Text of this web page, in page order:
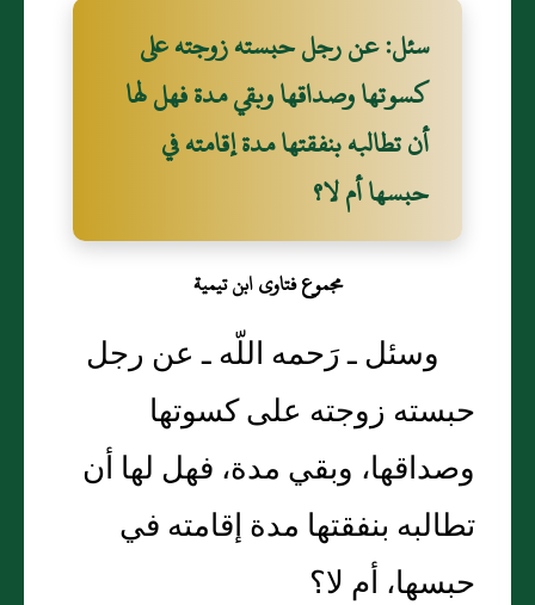
سئل: عن رجل حبسته زوجته على
كسوتها وصداقها وبقي مدة فهل لها
أن تطالبه بنفقتها مدة إقامته في
حبسها أم لا‏؟‏
مجموع فتاوى ابن تيمية
وسئل ـ رَحمه اللّه ـ عن رجل
حبسته زوجته على كسوتها
وصداقها، وبقي مدة، فهل لها أن
تطالبه بنفقتها مدة إقامته في
حبسها، أم لا‏؟‏